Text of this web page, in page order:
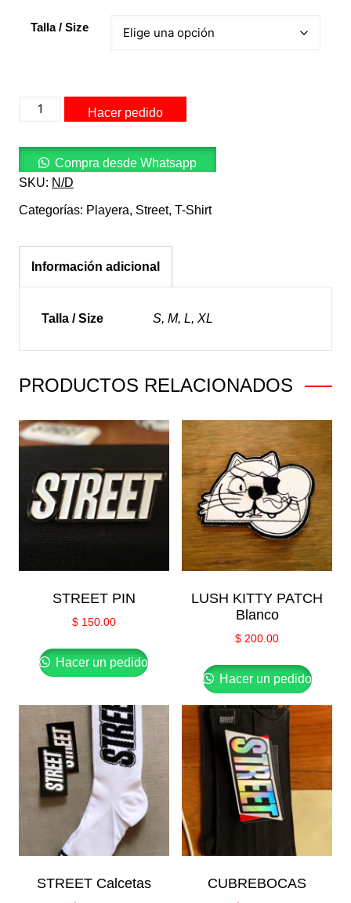
Talla / Size
STREET
Hacer pedido
Compra desde Whatsapp
SKU: N/D
Categorías: Playera, Street, T-Shirt
Información adicional
Talla / Size S, M, L, XL
PRODUCTOS RELACIONADOS
STREET PIN
$150.00
Hacer un pedido
LUSH KITTY PATCH
Blanco
$ 200.00
Hacer un pedido
STREET Calcetas CUBREBOCAS